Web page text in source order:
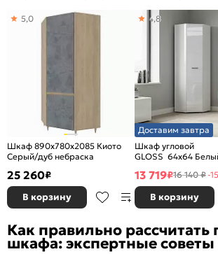
Шкаф 890x780x2085 Киото
Серый/дуб небраска
5,0
25 260₽
В корзину
Доставим завтра
Шкаф угловой
GLOSS 64х64
4,8
13 719₽16 140 ₽-
В корзину
Как правильно рассчитать
шкафа: экспертные советы